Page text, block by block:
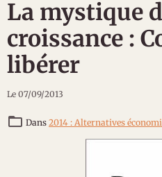
La mystique
croissance :
libérer
Le 07/09/2013
Dans 2014 : Alternatives